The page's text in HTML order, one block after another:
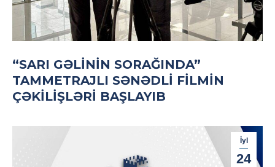
“SARI GƏLININ SORAĞINDA”
TAMMETRAJLI SƏNƏDLI FILMIN
ÇƏKILIŞLƏRI BAŞLAYIB
İyl
24